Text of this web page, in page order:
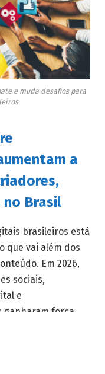
e muda desafios para
a
Brasil
brasileiros está
que vai além dos
Em 2026,
sociais,
e
força,